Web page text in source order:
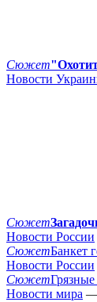
Сюжет
Новости
Сюжет
Новости России
СюжетБанкет
Новости России
Сюжет
Новости мира —